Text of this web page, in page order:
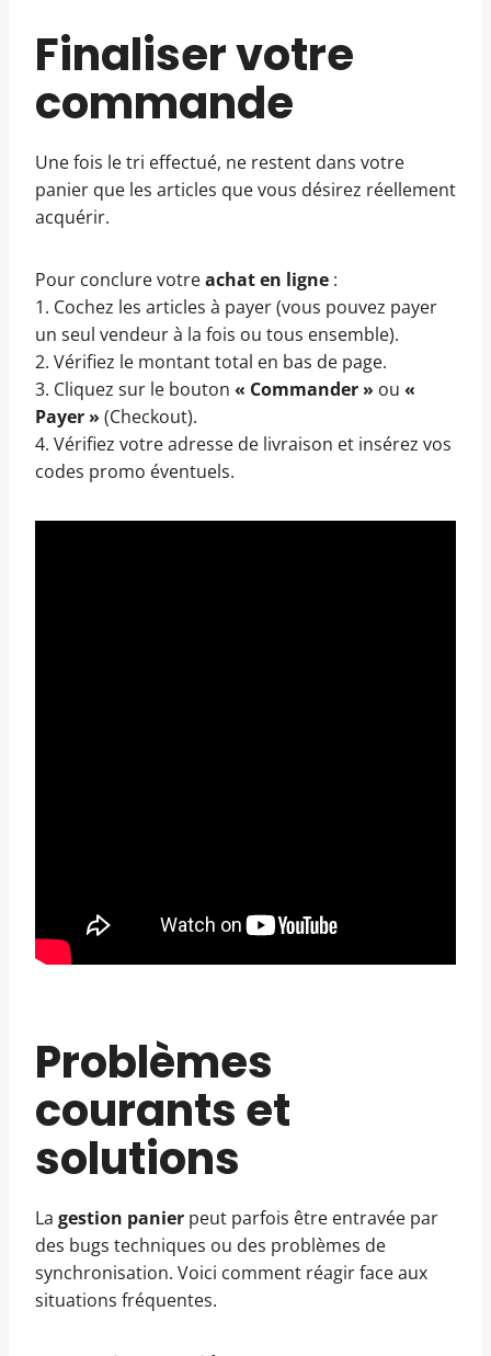
Finaliser votre
commande
Une fois le tri effectué, ne restent dans votre
panier que les articles que vous désirez réellement
acquérir.
Pour conclure votreachat en ligne :
1. Cochez les articles à payer (vous pouvez payer
un seul vendeur à la fois ou tous ensemble).
2. Vérifiez le montant total en bas de page.
3. Cliquez sur le bouton « Commander » ou «
Payer » (Checkout).
4. Vérifiez votre adresse de livraison et insérez vos
codes promo éventuels.
Problèmes
courants et
solutions
La gestion panier peut parfois être entravée par
des bugs techniques ou des problèmes de
synchronisation. Voici comment réagir face aux
situations fréquentes.